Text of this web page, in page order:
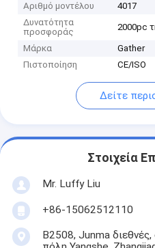
Αριθμό μοντέλου
4017
Δυνατότητα
προσφοράς
2000pc
Μάρκα
Gather
Πιστοποίηση
CE/ISO
Δείτε
Στοιχεία
Mr. Luffy Liu
+86-15062512110
B2508, Junma